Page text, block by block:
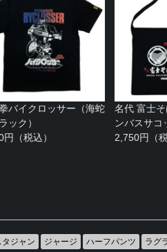
バイクロッサー（海蛇
ック）
（税込）
名代 富士
ンバスサコ
2,750円（税
タジャン ジャージ ハーフパンツ ラグ